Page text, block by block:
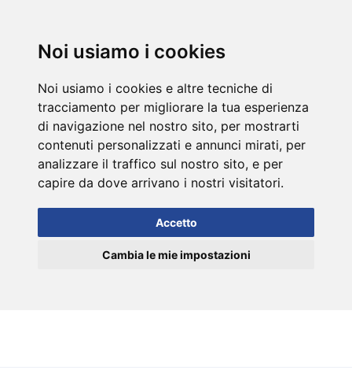
Noi usiamo i cookies
Noi usiamo i cookies e altre tecniche di
tracciamento per migliorare la tua esperienza
di navigazione nel nostro sito, per mostrarti
contenuti personalizzati e annunci mirati, per
analizzare il traffico sul nostro sito, e per
capire da dove arrivano i nostri visitatori.
Accetto
Cambia le mie impostazioni